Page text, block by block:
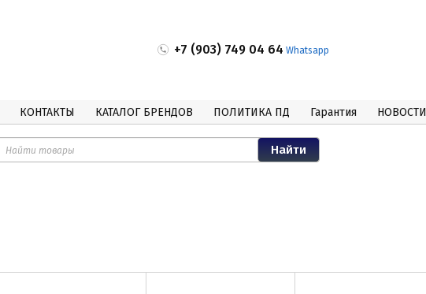
+7 (903) 749 04 64 Whatsapp
КОНТАКТЫ КАТАЛОГ БРЕНДОВ ПОЛИТИКА ПД Гарантия НОВОСТИ